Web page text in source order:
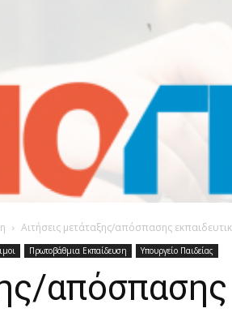
Αιτήσεις μετάταξης/απόσπασης
Πρωτοβάθμια Εκπαίδευση Υπουργείο Παιδείας